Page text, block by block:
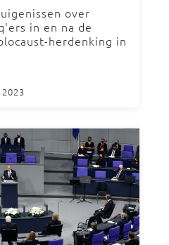
over
in en na de
herdenking in